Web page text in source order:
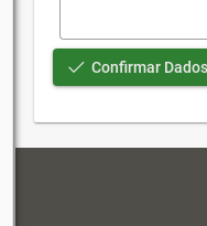
Confirmar Dados